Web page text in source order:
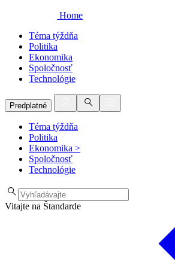
Home
Téma týždňa
Politika
Ekonomika
Spoločnosť
Technológie
Predplatné
Téma týždňa
Politika
Ekonomika >
Spoločnosť
Technológie
Vitajte na Štandarde